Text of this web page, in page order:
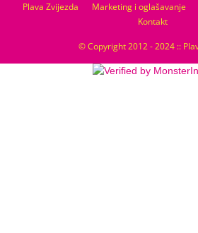
Plava Zvijezda Marketing i oglašavanje
Kontakt
© Copyright 2012 - 2024 ::